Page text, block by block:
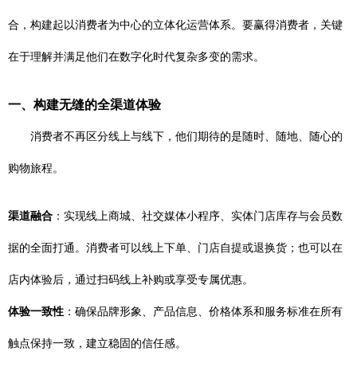
合，构建起以消费者为中心的立体化运营体系。要赢得消费者，关键
在于理解并满足他们在数字化时代复杂多变的需求。
一、构建无缝的全渠道体验
消费者不再区分线上与线下，他们期待的是随时、随地、随心的
购物旅程。
渠道融合 ：实现线上商城、社交媒体小程序、实体门店库存与会员数
据的全面打通。消费者可以线上下单、门店自提或退换货；也可以在
店内体验后，通过扫码线上补购或享受专属优惠。
体验一致性 ：确保品牌形象、产品信息、价格体系和服务标准在所有
触点保持一致，建立稳固的信任感。